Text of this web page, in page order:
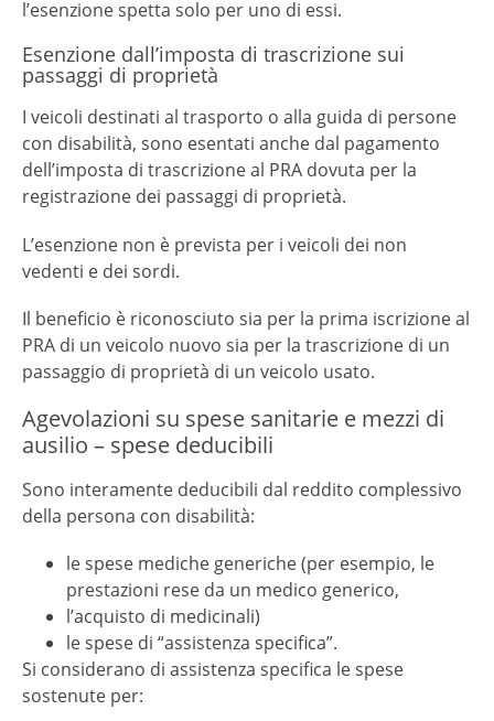
l’esenzione spetta solo per uno di essi.
Esenzione dall’imposta di trascrizione sui
passaggi di proprietà
I veicoli destinati al trasporto o alla guida di persone
con disabilità, sono esentati anche dal pagamento
dell’imposta di trascrizione al PRA dovuta per la
registrazione dei passaggi di proprietà.
L’esenzione non è prevista per i veicoli dei non
vedenti e dei sordi.
Il beneficio è riconosciuto sia per la prima iscrizione al
PRA di un veicolo nuovo sia per la trascrizione di un
passaggio di proprietà di un veicolo usato.
Agevolazioni su spese sanitarie e mezzi di
ausilio – spese deducibili
Sono interamente deducibili dal reddito complessivo
della persona con disabilità:
le spese mediche generiche (per esempio, le
prestazioni rese da un medico generico,
l’acquisto di medicinali)
le spese di “assistenza specifica”.
Si considerano di assistenza specifica le spese
sostenute per: